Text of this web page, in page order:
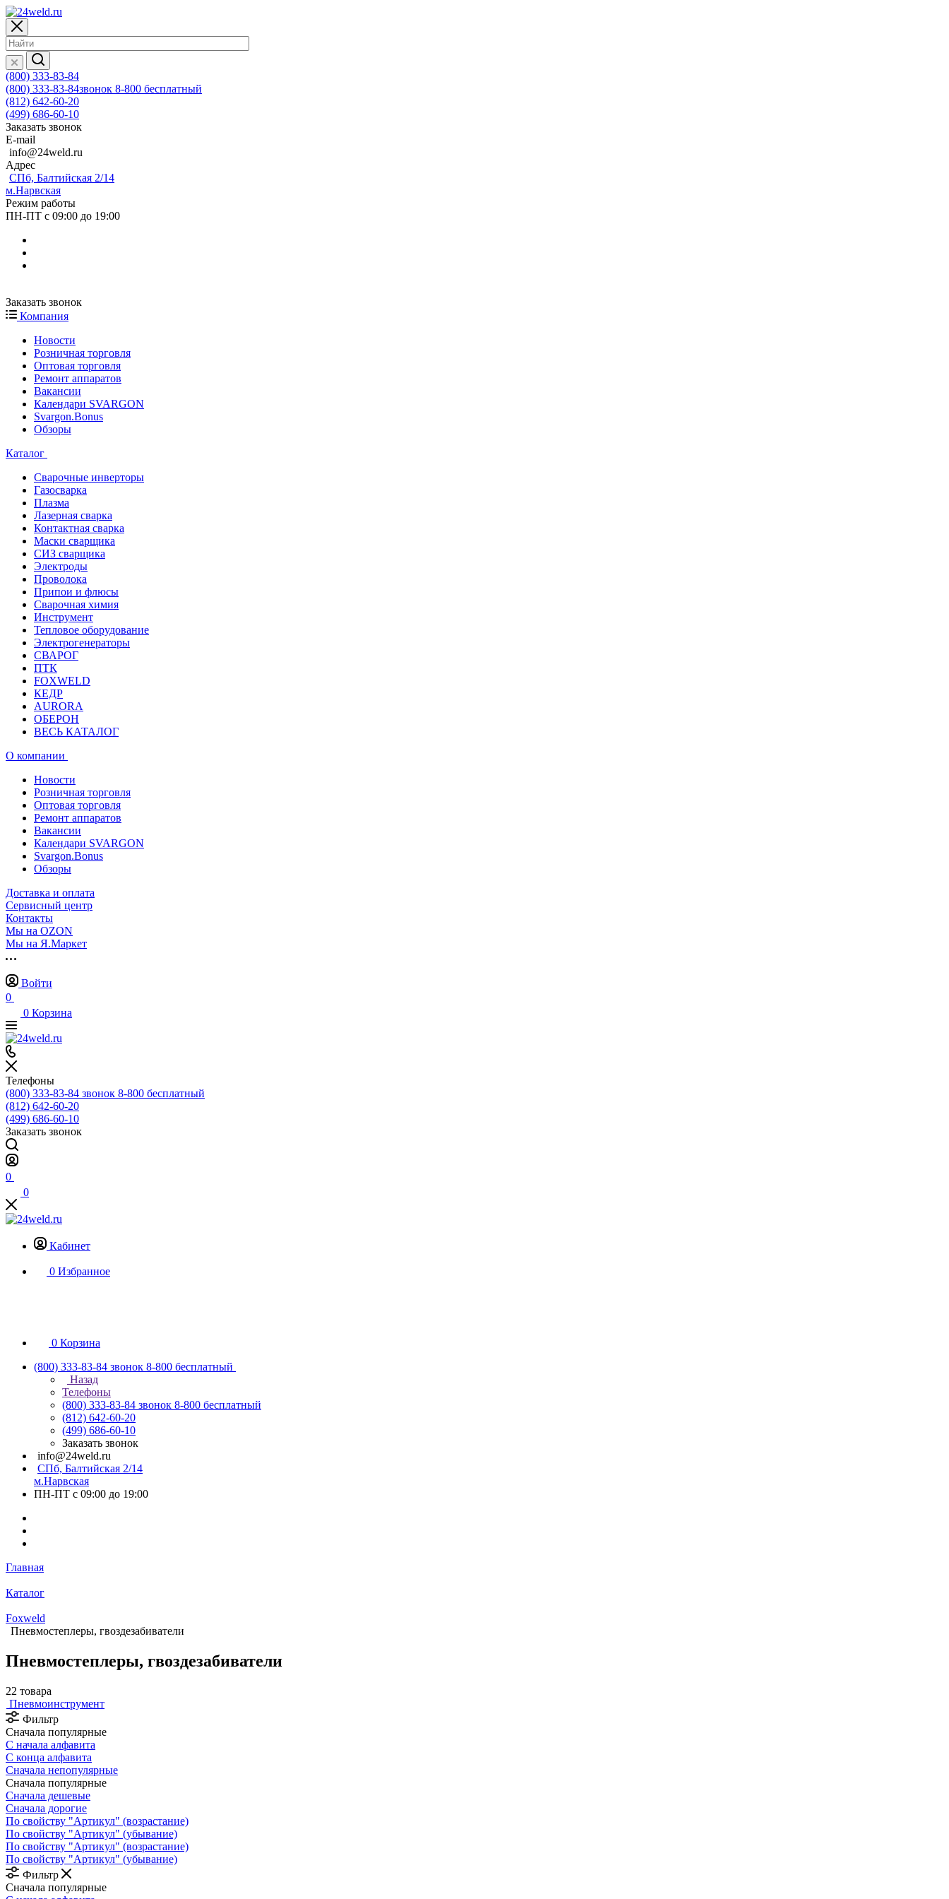
(800) 333-83-84
(800) 333-83-84звонок 8-800 бесплатный
(812) 642-60-20
(499) 686-60-10
Заказать звонок
E-mail
info@24weld.ru
Адрес
СПб, Балтийская 2/14
м.Нарвская
Режим работы
ПН-ПТ с 09:00 до 19:00
Заказать звонок
Компания
Новости
Розничная торговля
Оптовая торговля
Ремонт аппаратов
Вакансии
Календари SVARGON
Svargon.Bonus
Обзоры
Каталог
Сварочные инверторы
Газосварка
Плазма
Лазерная сварка
Контактная сварка
Маски сварщика
СИЗ сварщика
Электроды
Проволока
Припои и флюсы
Сварочная химия
Инструмент
Тепловое оборудование
Электрогенераторы
СВАРОГ
ПТК
FOXWELD
КЕДР
AURORA
ОБЕРОН
ВЕСЬ КАТАЛОГ
О компании
Новости
Розничная торговля
Оптовая торговля
Ремонт аппаратов
Вакансии
Календари SVARGON
Svargon.Bonus
Обзоры
Доставка и оплата
Сервисный центр
Контакты
Мы на OZON
Мы на Я.Маркет
Войти
0
0 Корзина
Телефоны
(800) 333-83-84 звонок 8-800 бесплатный
(812) 642-60-20
(499) 686-60-10
Заказать звонок
0
0
Кабинет
0 Избранное
0 Корзина
(800) 333-83-84 звонок 8-800 бесплатный
Назад
Телефоны
(800) 333-83-84 звонок 8-800 бесплатный
(812) 642-60-20
(499) 686-60-10
Заказать звонок
info@24weld.ru
СПб, Балтийская 2/14
м.Нарвская
ПН-ПТ с 09:00 до 19:00
Главная
Каталог
Foxweld
Пневмостеплеры, гвоздезабиватели
Пневмостеплеры, гвоздезабиватели
22 товара
Пневмоинструмент
Фильтр
Сначала популярные
С начала алфавита
С конца алфавита
Сначала непопулярные
Сначала популярные
Сначала дешевые
Сначала дорогие
По свойству "Артикул" (возрастание)
По свойству "Артикул" (убывание)
По свойству "Артикул" (возрастание)
По свойству "Артикул" (убывание)
Фильтр
Сначала популярные